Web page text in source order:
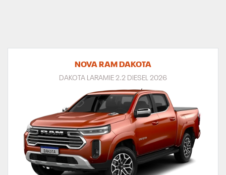
NOVA RAM DAKOTA
DAKOTA LARAMIE 2.2 DIESEL 2026